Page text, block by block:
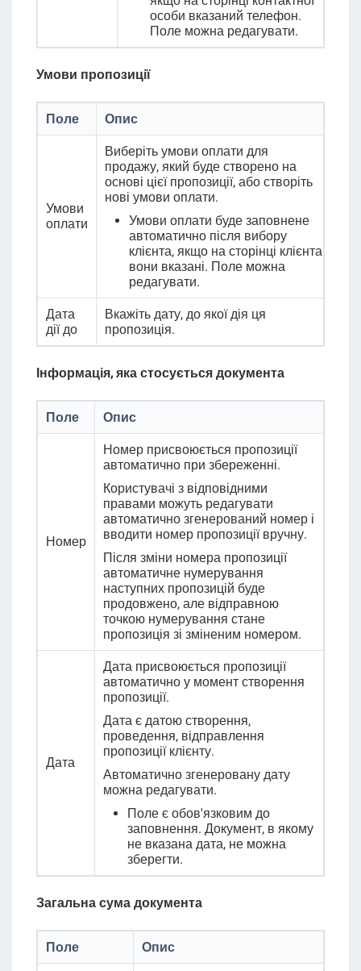
особи вказаний телефон.
Поле можна редагувати.
Умови пропозиції
Поле Опис
Умови
оплати
Виберіть умови оплати для
продажу, який буде створено на
основі цієї пропозиції, або створіть
нові умови оплати.
Умови оплати буде заповнене
автоматично після вибору
клієнта, якщо на сторінці клієнта
вони вказані. Поле можна
редагувати.
Дата
дії до
Вкажіть дату, до якої дія ця
пропозиція.
Інформація, яка стосується документа
Поле Опис
Номер
Номер присвоюється пропозиції
автоматично при збереженні.
Користувачі з відповідними
правами можуть редагувати
автоматично згенерований номер і
вводити номер пропозиції вручну.
Після зміни номера пропозиції
автоматичне нумерування
наступних пропозицій буде
продовжено, але відправною
точкою нумерування стане
пропозиція зі зміненим номером.
Дата
Дата присвоюється пропозиції
автоматично у момент створення
пропозиції.
Дата є датою створення,
проведення, відправлення
пропозиції клієнту.
Автоматично згенеровану дату
можна редагувати.
Поле є обов'язковим до
заповнення. Документ, в якому
не вказана дата, не можна
зберегти.
Загальна сума документа
Поле Опис